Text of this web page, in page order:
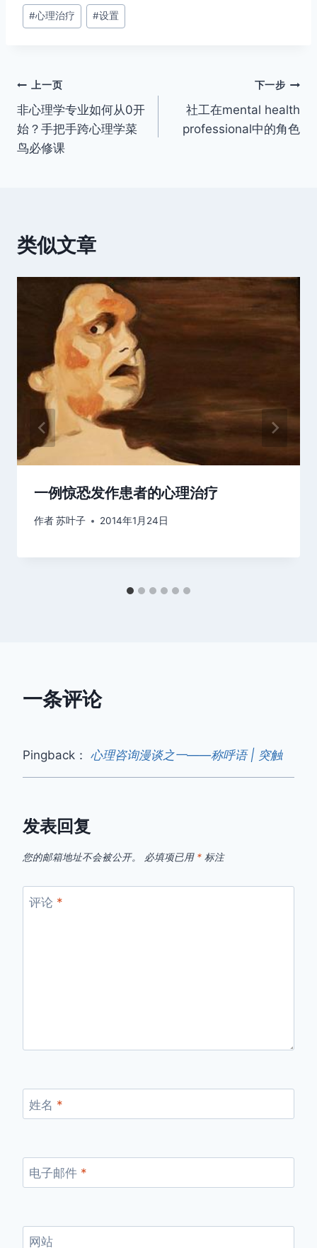
文
章
#心理治疗 #设置
文
章
导
上一页
非心理学专业如何从0开
始？手把手跨心理学菜
鸟必修课
下一步
社工在mental health
professional中的角色
类似文章
一例惊恐发作患者的心理治疗
作者苏叶子 2014年1月24日
一条评论
Pingback： 心理咨询漫谈之一——称呼语 | 突触
发表回复
您的邮箱地址不会被公开。 必填项已用 * 标注
评论 *
姓名 *
电子邮件 *
网站